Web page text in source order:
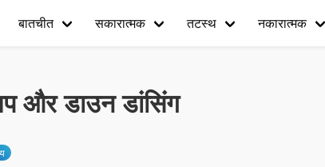
बातचीत सकारात्मक तटस्थ नकारात्मक
और डाउन डांसिंग